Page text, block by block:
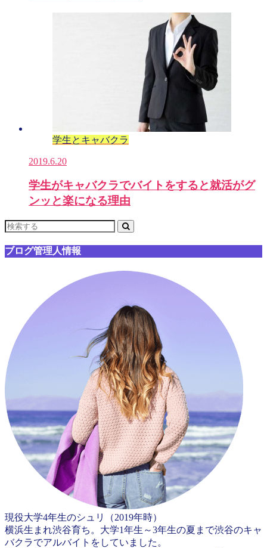
学生とキャバクラ
2019.6.20
学生がキャバクラでバイトをすると就活がグ
ンッと楽になる理由
ブログ管理人情報
現役大学4年生のシュリ（2019年時）
横浜生まれ渋谷育ち。大学1年生～3年生の夏まで渋谷のキャ
バクラでアルバイトをしていました。